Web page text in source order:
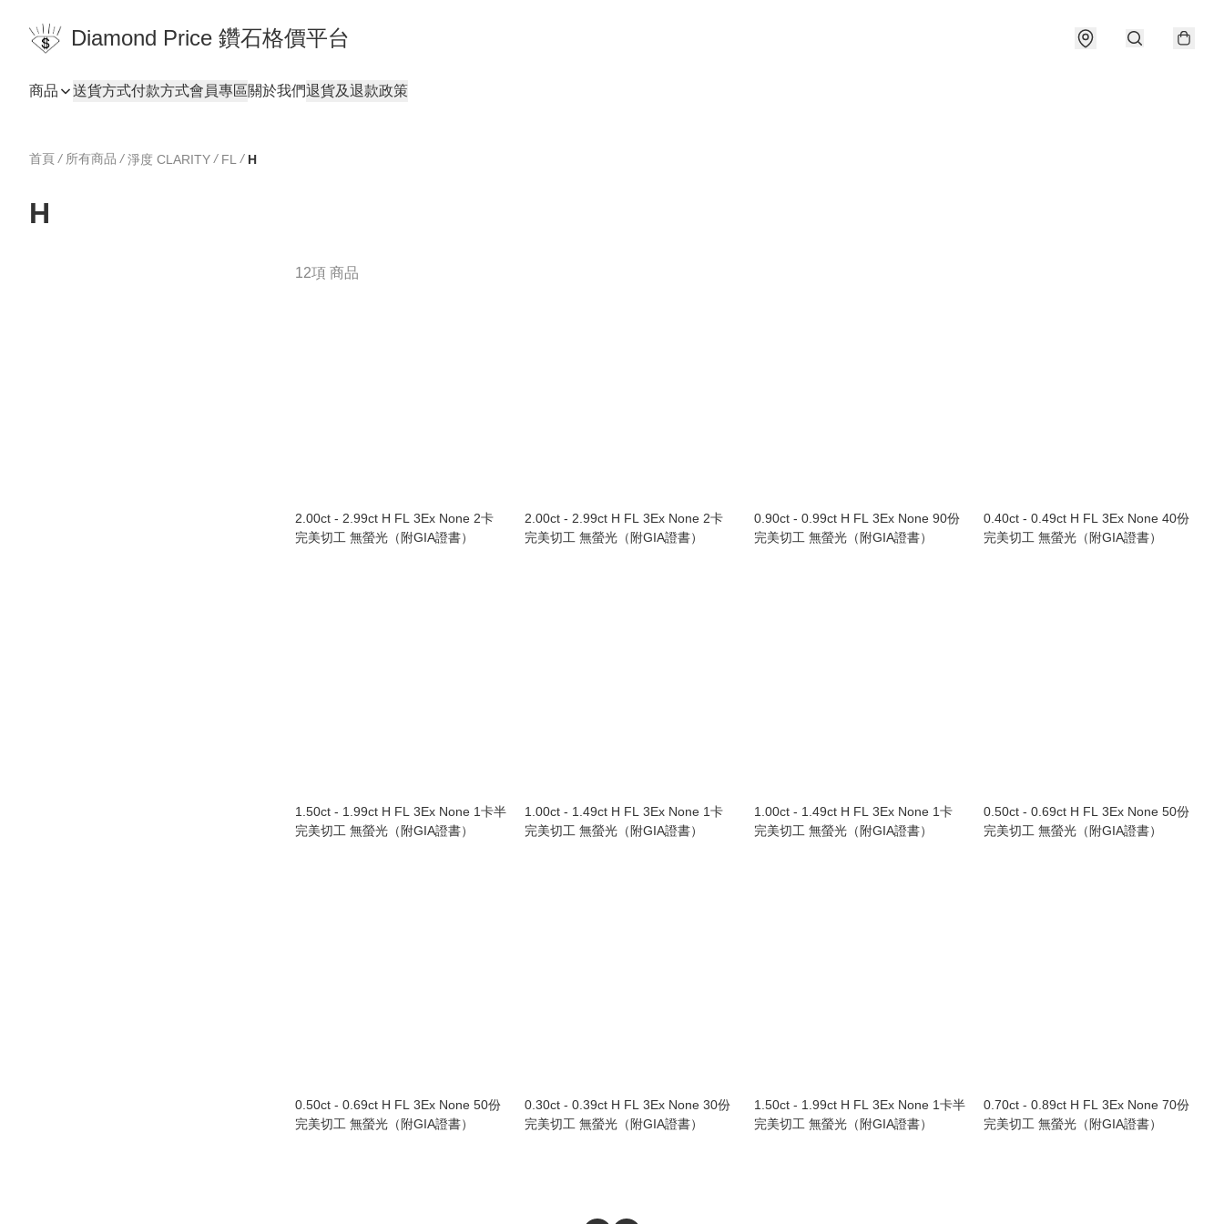
Diamond Price 鑽石格價平台
商品 送貨方式付款方式會員專區關於我們退貨及退款政策
首頁 / 所有商品 / 淨度 CLARITY / FL / H
H
12項 商品
2.00ct - 2.99ct H FL 3Ex None 2卡
完美切工 無螢光（附GIA證書）
2.00ct - 2.99ct H FL 3Ex None 2卡
完美切工 無螢光（附GIA證書）
0.90ct - 0.99ct H FL 3Ex None 90份
完美切工 無螢光（附GIA證書）
0.40ct - 0.49ct H FL 3Ex None 40份
完美切工 無螢光（附GIA證書）
1.50ct - 1.99ct H FL 3Ex None 1卡半
完美切工 無螢光（附GIA證書）
1.00ct - 1.49ct H FL 3Ex None 1卡
完美切工 無螢光（附GIA證書）
1.00ct - 1.49ct H FL 3Ex None 1卡
完美切工 無螢光（附GIA證書）
0.50ct - 0.69ct H FL 3Ex None 50份
完美切工 無螢光（附GIA證書）
0.50ct - 0.69ct H FL 3Ex None 50份
完美切工 無螢光（附GIA證書）
0.30ct - 0.39ct H FL 3Ex None 30份
完美切工 無螢光（附GIA證書）
1.50ct - 1.99ct H FL 3Ex None 1卡半
完美切工 無螢光（附GIA證書）
0.70ct - 0.89ct H FL 3Ex None 70份
完美切工 無螢光（附GIA證書）